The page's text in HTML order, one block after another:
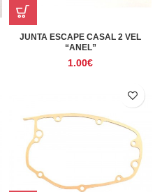
JUNTA ESCAPE CASAL 2 VEL
“ANEL”
1.00€